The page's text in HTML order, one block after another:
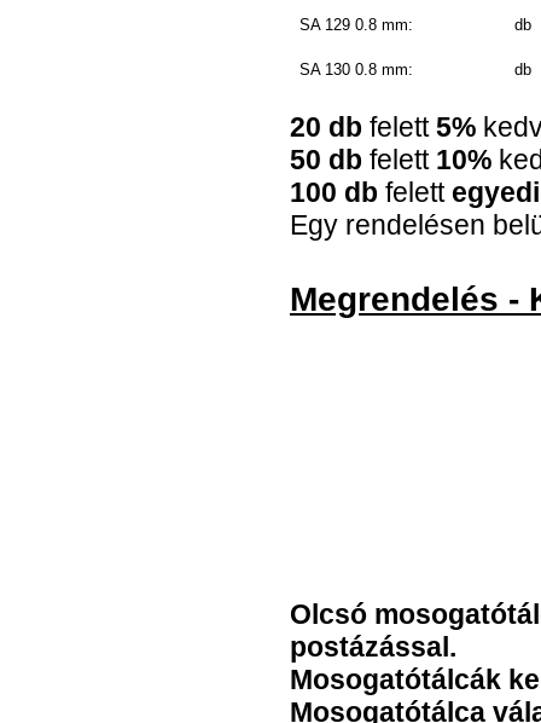
SA 129 0.8 mm: db
SA 130 0.8 mm: db
20 db felett5%
50 db felett 10%
100 db felett egyedi
Egy rendelésen
Megrendelés -
Olcsó
postázással.
Mosogatótálcák
Mosogatótálca